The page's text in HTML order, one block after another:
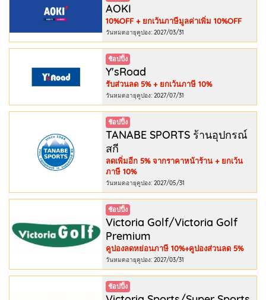
AOKI
10%OFF + ยกเว้นภาษีมูลค่าเพิ่ม 10%OFF
วันหมดอายุคูปอง: 2027/03/31
ช้อปปิ้ง
Y'sRoad
รับส่วนลด 5% + ยกเว้นภาษี 10%
วันหมดอายุคูปอง: 2027/07/31
ช้อปปิ้ง
TANABE SPORTS ร้านอุปกรณ์
สกี
ลดเพิ่มอีก 5% จากราคาหน้าร้าน + ยกเว้น
ภาษี 10%
วันหมดอายุคูปอง: 2027/05/31
ช้อปปิ้ง
Victoria Golf/Victoria Golf
Premium
คูปองลดหย่อนภาษี 10%+คูปองส่วนลด 5%
วันหมดอายุคูปอง: 2027/03/31
ช้อปปิ้ง